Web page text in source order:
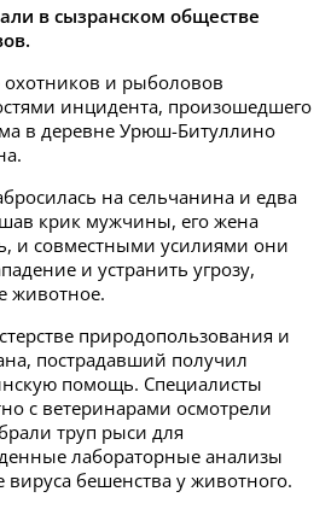
в сызранском обществе
и рыболовов
инцидента, произошедшего
в деревне Урюш-Битуллино
на сельчанина и едва
крик мужчины, его жена
и совместными усилиями они
и устранить угрозу,
животное.
природопользования и
пострадавший получил
помощь. Специалисты
с ветеринарами осмотрели
труп рыси для
лабораторные анализы
бешенства у животного.